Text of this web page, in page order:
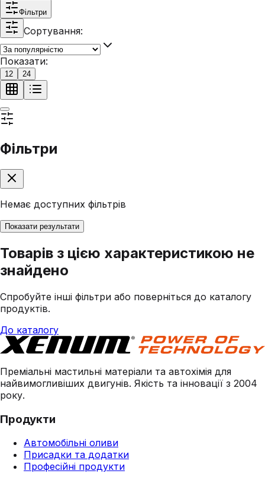
Фільтри
Сортування:
Показати:
12 24
Фільтри
Немає доступних фільтрів
Показати результати
Товарів з цією характеристикою не
знайдено
Спробуйте інші фільтри або поверніться до каталогу
продуктів.
До каталогу
Преміальні мастильні матеріали та автохімія для
найвимогливіших двигунів. Якість та інновації з 2004
року.
Продукти
Автомобільні оливи
Присадки та додатки
Професійні продукти